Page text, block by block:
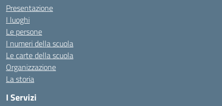
Presentazione
I luoghi
Le persone
I numeri della scuola
Le carte della scuola
Organizzazione
La storia
I Servizi